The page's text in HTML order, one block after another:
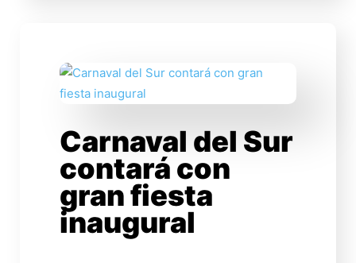
Carnaval del Sur
contará con
gran fiesta
inaugural